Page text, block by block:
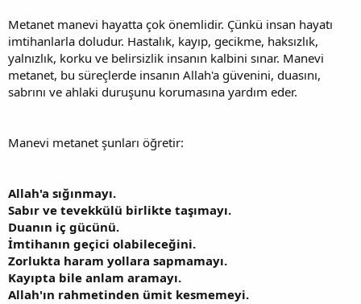
Metanet manevi hayatta çok önemlidir. Çünkü insan hayatı
imtihanlarla doludur. Hastalık, kayıp, gecikme, haksızlık,
yalnızlık, korku ve belirsizlik insanın kalbini sınar. Manevi
metanet, bu süreçlerde insanın Allah'a güvenini, duasını,
sabrını ve ahlaki duruşunu korumasına yardım eder.
Manevi metanet şunları öğretir:
Allah'a sığınmayı.
Sabır ve tevekkülü birlikte taşımayı.
Duanın iç gücünü.
İmtihanın geçici olabileceğini.
Zorlukta haram yollara sapmamayı.
Kayıpta bile anlam aramayı.
Allah'ın rahmetinden ümit kesmemeyi.